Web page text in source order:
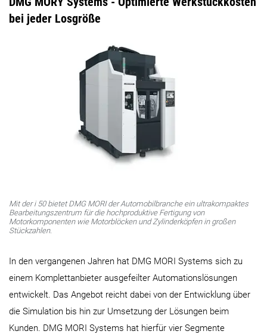
bei jeder Losgröße
Mit der i 50 bietet DMG MORI der Automobilbranche ein ultrakompaktes
Bearbeitungszentrum für die hochproduktive Fertigung von
Motorkomponenten wie Motorblöcken und Zylinderköpfen in großen
Stückzahlen.
In den vergangenen Jahren hat DMG MORI Systems sich zu
einem Komplettanbieter ausgefeilter Automationslösungen
entwickelt. Das Angebot reicht dabei von der Entwicklung über
die Simulation bis hin zur Umsetzung der Lösungen beim
Kunden. DMG MORI Systems hat hierfür vier Segmente